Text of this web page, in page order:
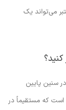
می‌تواند یک
سنین پایین
است که مستقیماً در